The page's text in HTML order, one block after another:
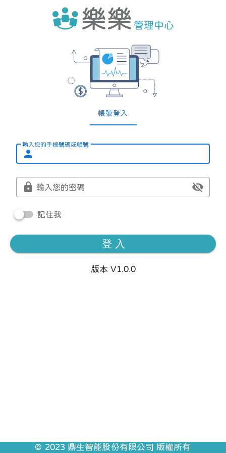
帳號登入
輸入您的手機號碼或帳號
輸入您的密碼
記住我
登 入
版本 V1.0.0
© 2023 鼎生智能股份有限公司 版權所有